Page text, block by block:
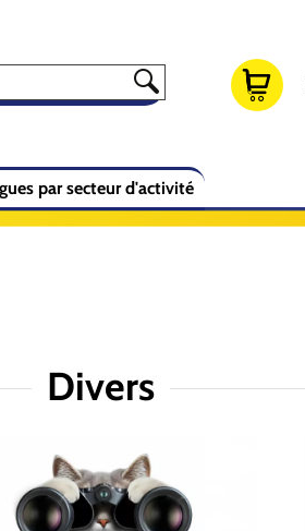
par secteur d'activité
Divers